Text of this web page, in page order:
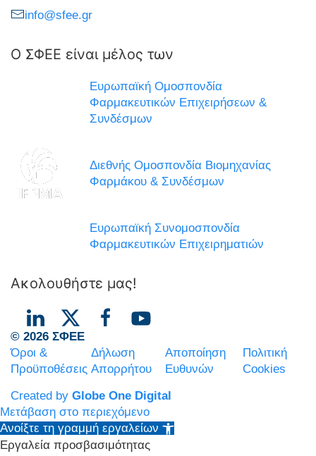
info@sfee.gr
Ο ΣΦΕΕ είναι μέλος των
Ευρωπαϊκή Ομοσπονδία
Φαρμακευτικών Επιχειρήσεων &
Συνδέσμων
Διεθνής Ομοσπονδία Βιομηχανίας
Φαρμάκου & Συνδέσμων
Ευρωπαϊκή Συνομοσπονδία
Φαρμακευτικών Επιχειρηματιών
Ακολουθήστε μας!
© 2026 ΣΦΕΕ
Όροι &
Προϋποθέσεις
Δήλωση
Απορρήτου
Αποποίηση
Ευθυνών
Πολιτική
Cookies
Created by Globe One Digital
Μετάβαση στο περιεχόμενο
Ανοίξτε τη γραμμή εργαλείων
Εργαλεία προσβασιμότητας